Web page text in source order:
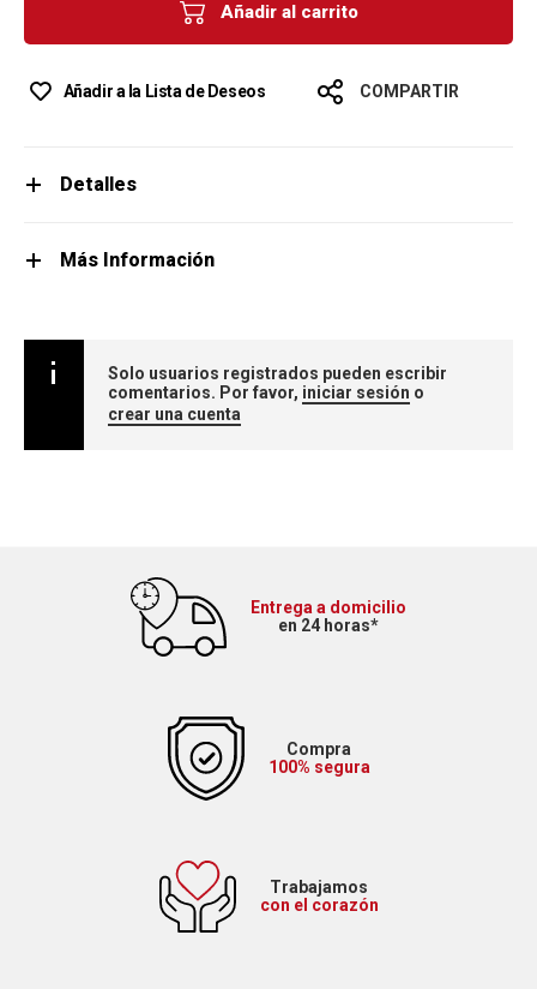
Añadir al carrito
Añadir a la Lista de Deseos COMPARTIR
Detalles
Más Información
Solo usuarios registrados pueden escribir
comentarios. Por favor, iniciar sesión o
crear una cuenta
Entrega a domicilio
en 24 horas*
Compra
100% segura
Trabajamos
con el corazón